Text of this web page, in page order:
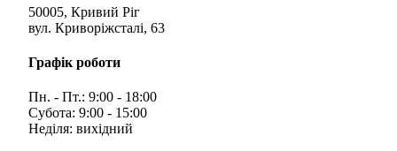
50005, Кривий Ріг
вул. Криворіжсталі, 63
Графік роботи
Пн. - Пт.: 9:00 - 18:00
Субота: 9:00 - 15:00
Неділя: вихідний